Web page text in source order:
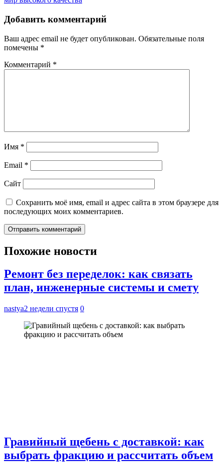
Добавить комментарий
Ваш адрес email не будет опубликован. Обязательные поля
помечены *
Комментарий *
Имя *
Email *
Сайт
Сохранить моё имя, email и адрес сайта в этом браузере для
последующих моих комментариев.
Похожие новости
Ремонт без переделок: как связать
план, инженерные системы и смету
nastya2 недели спустя 0
Гравийный щебень с доставкой: как
выбрать фракцию и рассчитать объем